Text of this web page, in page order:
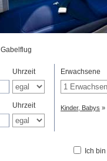
Gabelflug
Uhrzeit
Uhrzeit
Erwachsene
Kinder, Babys »
Ich